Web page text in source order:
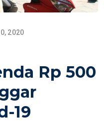
2020
Rp 500
19